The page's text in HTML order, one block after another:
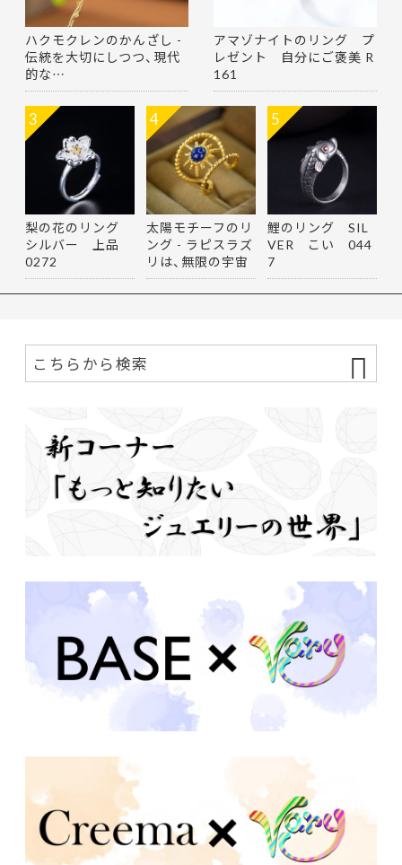
ハクモクレンのかんざし -
伝統を大切にしつつ、現代
的な…
アマゾナイトのリング プ
レゼント 自分にご褒美 R
161
梨の花のリング
シルバー 上品
0272
3
太陽モチーフのリ
ング - ラピスラズ
リは、無限の宇宙
を思…
4
鯉のリング SIL
VER こい 044
7
5